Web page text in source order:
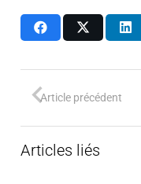
Article précédent
Articles liés